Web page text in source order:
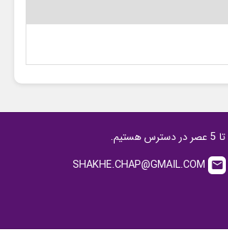
email